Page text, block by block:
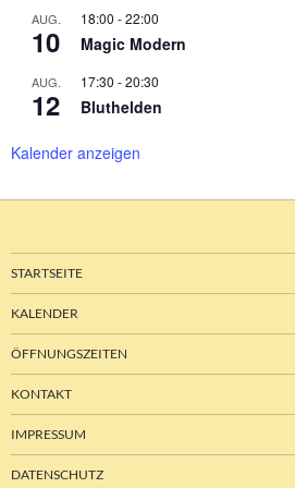
AUG.
10
18:00 -22:00
Magic Modern
AUG.
12
17:30 -20:30
Bluthelden
Kalender anzeigen
STARTSEITE
KALENDER
ÖFFNUNGSZEITEN
KONTAKT
IMPRESSUM
DATENSCHUTZ